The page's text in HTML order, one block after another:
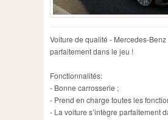
Voiture de qualité - Mercedes-
parfaitement dans le jeu !
Fonctionnalités:
- Bonne carrosserie ;
- Prend en charge toutes les
- La voiture s’intègre parfaitement